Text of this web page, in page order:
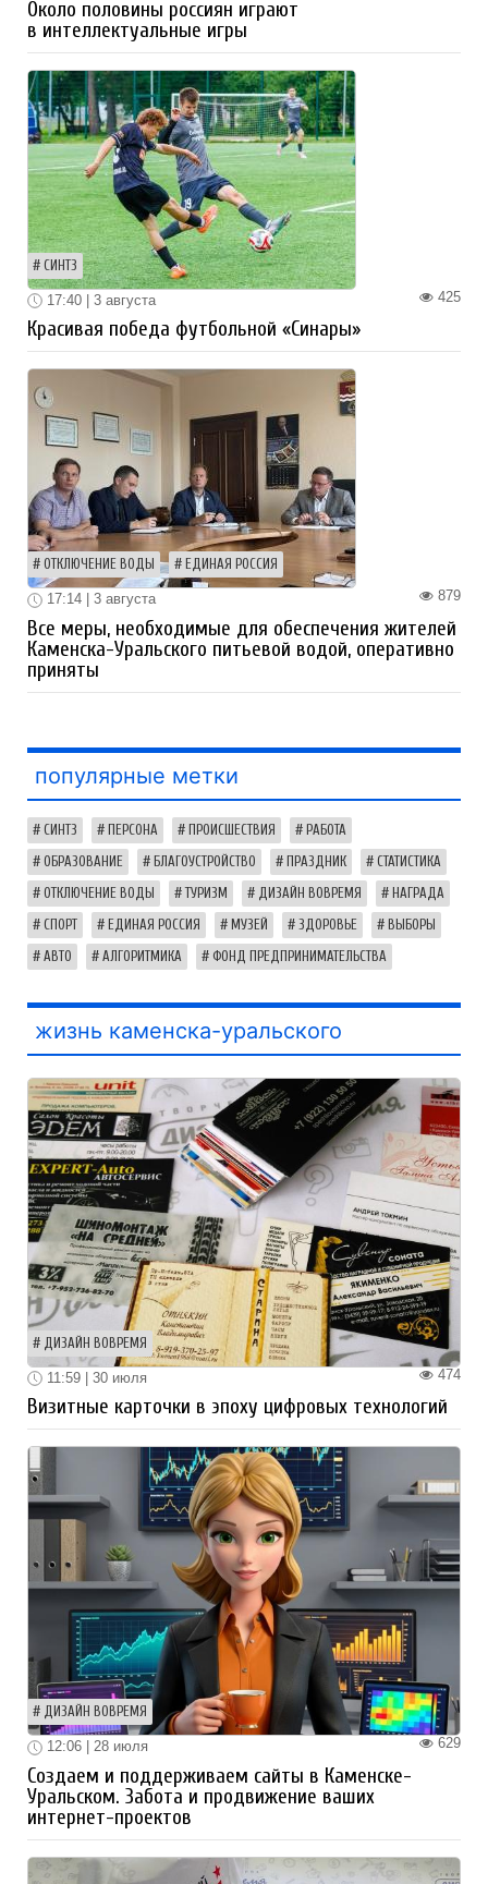
Около половины россиян играют
в интеллектуальные игры
СИНТЗ
425
17:40 | 3 августа
Красивая победа футбольной «Синары»
ОТКЛЮЧЕНИЕ ВОДЫ ЕДИНАЯ РОССИЯ
879
17:14 | 3 августа
Все меры, необходимые для обеспечения жителей
Каменска-Уральского питьевой водой, оперативно
приняты
популярные метки
СИНТЗ ПЕРСОНА ПРОИСШЕСТВИЯ РАБОТА
ОБРАЗОВАНИЕ БЛАГОУСТРОЙСТВО ПРАЗДНИК СТАТИСТИКА
ОТКЛЮЧЕНИЕ ВОДЫ ТУРИЗМ ДИЗАЙН ВОВРЕМЯ НАГРАДА
СПОРТ ЕДИНАЯ РОССИЯ МУЗЕЙ ЗДОРОВЬЕ ВЫБОРЫ
АВТО АЛГОРИТМИКА ФОНД ПРЕДПРИНИМАТЕЛЬСТВА
жизнь каменска-уральского
ДИЗАЙН ВОВРЕМЯ
474
11:59 | 30 июля
Визитные карточки в эпоху цифровых технологий
ДИЗАЙН ВОВРЕМЯ
629
12:06 | 28 июля
Создаем и поддерживаем сайты в Каменске-
Уральском. Забота и продвижение ваших
интернет-проектов